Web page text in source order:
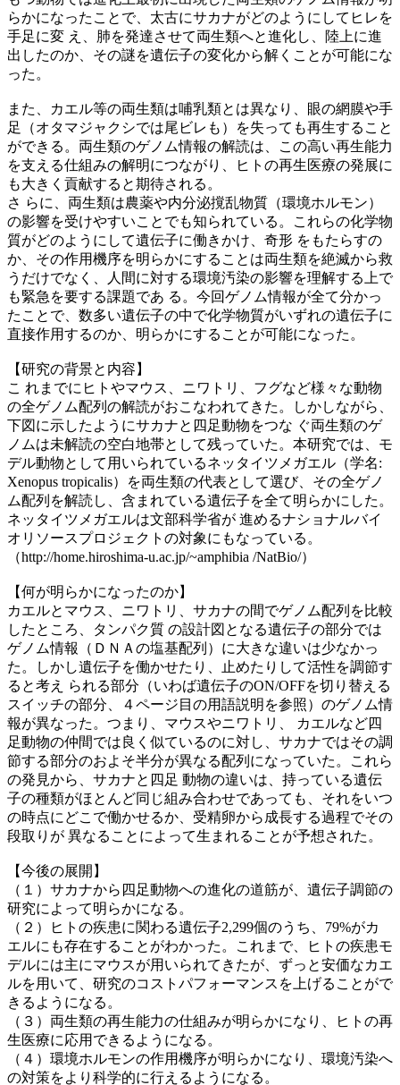
らかになったことで、太古にサカナがどのようにしてヒレを
手足に変 え、肺を発達させて両生類へと進化し、陸上に進
出したのか、その謎を遺伝子の変化から解くことが可能にな
った。
また、カエル等の両生類は哺乳類とは異なり、眼の網膜や手
足（オタマジャクシでは尾ビレも）を失っても再生すること
ができる。両生類のゲノム情報の解読は、この高い再生能力
を支える仕組みの解明につながり、ヒトの再生医療の発展に
も大きく貢献すると期待される。
さ らに、両生類は農薬や内分泌撹乱物質（環境ホルモン）
の影響を受けやすいことでも知られている。これらの化学物
質がどのようにして遺伝子に働きかけ、奇形 をもたらすの
か、その作用機序を明らかにすることは両生類を絶滅から救
うだけでなく、人間に対する環境汚染の影響を理解する上で
も緊急を要する課題であ る。今回ゲノム情報が全て分かっ
たことで、数多い遺伝子の中で化学物質がいずれの遺伝子に
直接作用するのか、明らかにすることが可能になった。
【研究の背景と内容】
こ れまでにヒトやマウス、ニワトリ、フグなど様々な動物
の全ゲノム配列の解読がおこなわれてきた。しかしながら、
下図に示したようにサカナと四足動物をつな ぐ両生類のゲ
ノムは未解読の空白地帯として残っていた。本研究では、モ
デル動物として用いられているネッタイツメガエル（学名:
Xenopus tropicalis）を両生類の代表として選び、その全ゲノ
ム配列を解読し、含まれている遺伝子を全て明らかにした。
ネッタイツメガエルは文部科学省が 進めるナショナルバイ
オリソースプロジェクトの対象にもなっている。
（http://home.hiroshima-u.ac.jp/~amphibia /NatBio/）
【何が明らかになったのか】
カエルとマウス、ニワトリ、サカナの間でゲノム配列を比較
したところ、タンパク質 の設計図となる遺伝子の部分では
ゲノム情報（ＤＮＡの塩基配列）に大きな違いは少なかっ
た。しかし遺伝子を働かせたり、止めたりして活性を調節す
ると考え られる部分（いわば遺伝子のON/OFFを切り替える
スイッチの部分、４ページ目の用語説明を参照）のゲノム情
報が異なった。つまり、マウスやニワトリ、 カエルなど四
足動物の仲間では良く似ているのに対し、サカナではその調
節する部分のおよそ半分が異なる配列になっていた。これら
の発見から、サカナと四足 動物の違いは、持っている遺伝
子の種類がほとんど同じ組み合わせであっても、それをいつ
の時点にどこで働かせるか、受精卵から成長する過程でその
段取りが 異なることによって生まれることが予想された。
【今後の展開】
（１）サカナから四足動物への進化の道筋が、遺伝子調節の
研究によって明らかになる。
（２）ヒトの疾患に関わる遺伝子2,299個のうち、79%がカ
エルにも存在することがわかった。これまで、ヒトの疾患モ
デルには主にマウスが用いられてきたが、ずっと安価なカエ
ルを用いて、研究のコストパフォーマンスを上げることがで
きるようになる。
（３）両生類の再生能力の仕組みが明らかになり、ヒトの再
生医療に応用できるようになる。
（４）環境ホルモンの作用機序が明らかになり、環境汚染へ
の対策をより科学的に行えるようになる。